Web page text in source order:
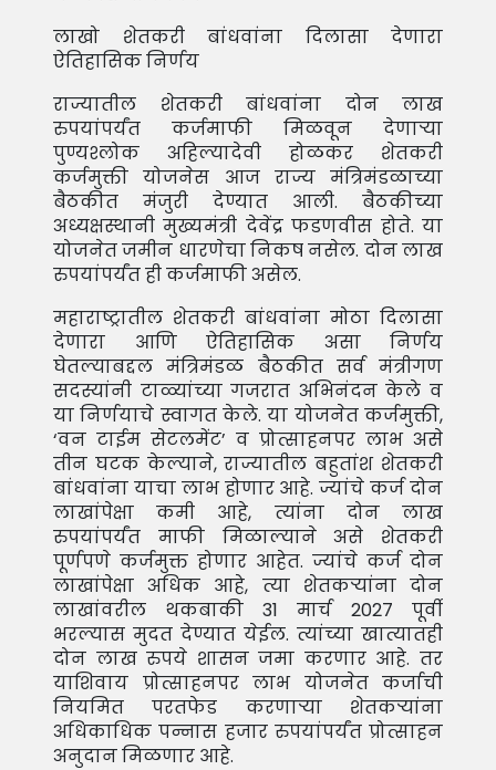
लाखो शेतकरी बांधवांना दिलासा देणारा
ऐतिहासिक निर्णय
राज्यातील शेतकरी बांधवांना दोन लाख
रुपयांपर्यंत कर्जमाफी मिळवून देणार्‍या
पुण्यश्लोक अहिल्यादेवी होळकर शेतकरी
कर्जमुक्ती योजनेस आज राज्य मंत्रिमंडळाच्या
बैठकीत मंजुरी देण्यात आली. बैठकीच्या
अध्यक्षस्थानी मुख्यमंत्री देवेंद्र फडणवीस होते. या
योजनेत जमीन धारणेचा निकष नसेल. दोन लाख
रुपयांपर्यंत ही कर्जमाफी असेल.
महाराष्ट्रातील शेतकरी बांधवांना मोठा दिलासा
देणारा आणि ऐतिहासिक असा निर्णय
घेतल्याबद्दल मंत्रिमंडळ बैठकीत सर्व मंत्रीगण
सदस्यांनी टाळ्यांच्या गजरात अभिनंदन केले व
या निर्णयाचे स्वागत केले. या योजनेत कर्जमुक्ती,
‘वन टाईम सेटलमेंट’ व प्रोत्साहनपर लाभ असे
तीन घटक केल्याने, राज्यातील बहुतांश शेतकरी
बांधवांना याचा लाभ होणार आहे. ज्यांचे कर्ज दोन
लाखांपेक्षा कमी आहे, त्यांना दोन लाख
रुपयांपर्यंत माफी मिळाल्याने असे शेतकरी
पूर्णपणे कर्जमुक्त होणार आहेत. ज्यांचे कर्ज दोन
लाखांपेक्षा अधिक आहे, त्या शेतकर्‍यांना दोन
लाखांवरील थकबाकी 31 मार्च 2027 पूर्वी
भरल्यास मुदत देण्यात येईल. त्यांच्या खात्यातही
दोन लाख रुपये शासन जमा करणार आहे. तर
याशिवाय प्रोत्साहनपर लाभ योजनेत कर्जाची
नियमित परतफेड करणार्‍या शेतकर्‍यांना
अधिकाधिक पन्नास हजार रुपयांपर्यंत प्रोत्साहन
अनुदान मिळणार आहे.